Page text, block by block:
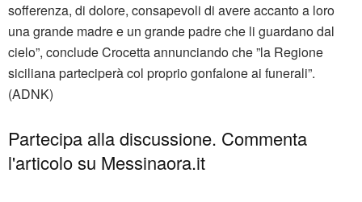
sofferenza, di dolore, consapevoli di avere accanto a loro
una grande madre e un grande padre che li guardano dal
cielo”, conclude Crocetta annunciando che ”la Regione
siciliana parteciperà col proprio gonfalone ai funerali”.
(ADNK)
Partecipa alla discussione. Commenta
l'articolo su Messinaora.it